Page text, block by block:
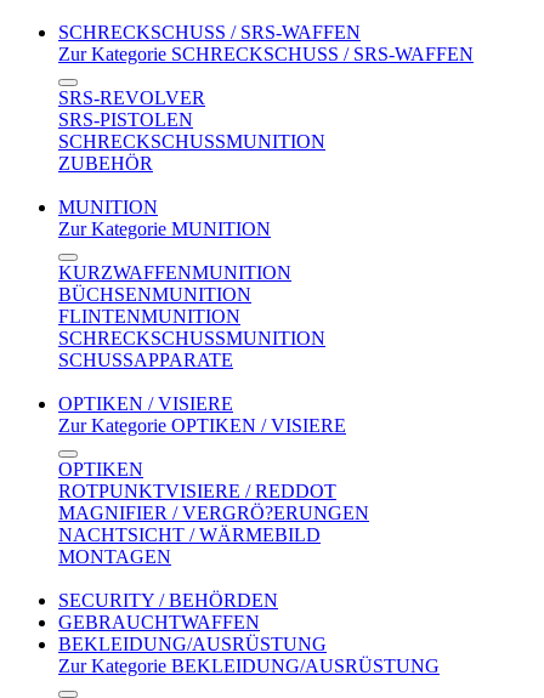
SCHRECKSCHUSS / SRS-WAFFEN
Zur Kategorie SCHRECKSCHUSS / SRS-WAFFEN
SRS-REVOLVER
SRS-PISTOLEN
SCHRECKSCHUSSMUNITION
ZUBEHÖR
MUNITION
Zur Kategorie MUNITION
KURZWAFFENMUNITION
BÜCHSENMUNITION
FLINTENMUNITION
SCHRECKSCHUSSMUNITION
SCHUSSAPPARATE
OPTIKEN / VISIERE
Zur Kategorie OPTIKEN / VISIERE
OPTIKEN
ROTPUNKTVISIERE / REDDOT
MAGNIFIER / VERGRÖ?ERUNGEN
NACHTSICHT / WÄRMEBILD
MONTAGEN
SECURITY / BEHÖRDEN
GEBRAUCHTWAFFEN
BEKLEIDUNG/AUSRÜSTUNG
Zur Kategorie BEKLEIDUNG/AUSRÜSTUNG